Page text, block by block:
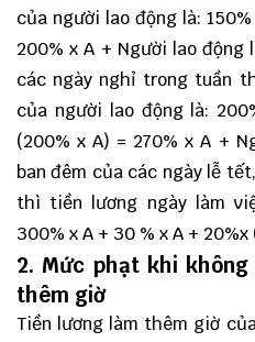
của người lao động là:
200% x A + Người lao động
các ngày nghỉ trong tuần
của người lao động là:
(200% x A) = 270% x A +
ban đêm của các ngày lễ
thì tiền lương ngày làm
300% x A + 30 % x A +
2. Mức phạt khi
thêm giờ
Tiền lương làm thêm giờ